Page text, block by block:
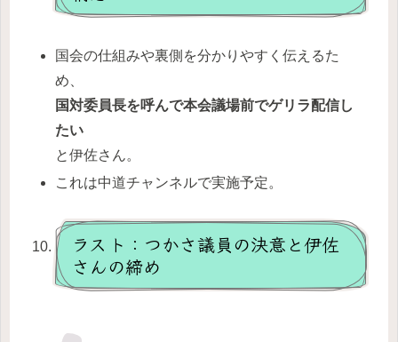
国会の仕組みや裏側を分かりやすく伝えるた
め、
国対委員長を呼んで本会議場前でゲリラ配信し
たい
と伊佐さん。
これは中道チャンネルで実施予定。
ラスト：つかさ議員の決意と伊佐
さんの締め